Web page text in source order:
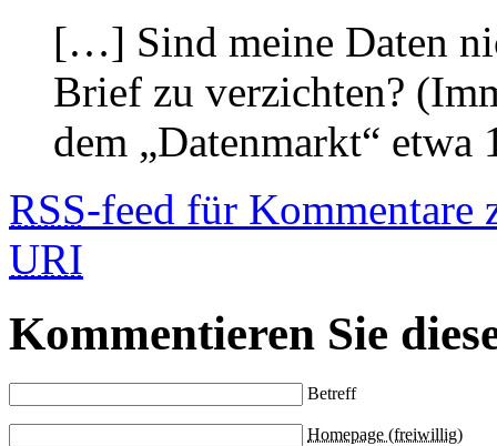
[…] Sind meine Daten
Brief zu verzichten?
dem „Datenmarkt“
RSS-feed für Kommentare
URI
Kommentieren Sie
Betreff
Homepage (freiwillig)